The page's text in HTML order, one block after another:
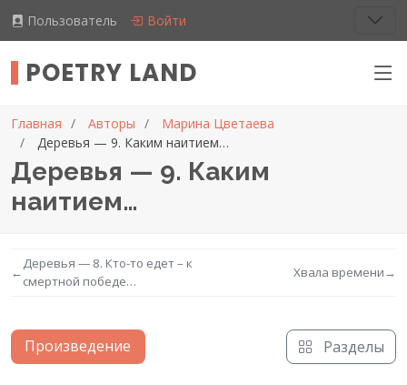
Пользователь Войти
POETRY LAND
Главная Авторы
Марина Цветаева
Деревья — 9. Каким наитием…
Деревья — 9. Каким
наитием…
←
Деревья — 8. Кто-то едет – к
смертной победе…
Хвала времени→
Произведение Разделы